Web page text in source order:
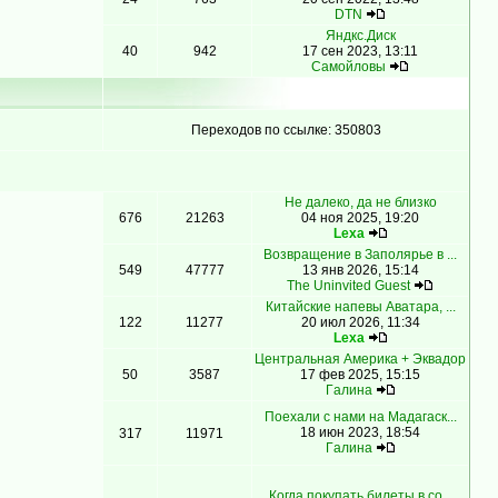
DTN
40 942
Яндкс.Диск
17 сен 2023, 13:11
Самойловы
Переходов по ссылке: 350803
676 21263
Не далеко, да не близко
04 ноя 2025, 19:20
Lexa
549 47777
Возвращение в Заполярье в ...
13 янв 2026, 15:14
The Uninvited Guest
122 11277
Китайские напевы Аватара, ...
20 июл 2026, 11:34
Lexa
50 3587
Центральная Америка + Эквадор
17 фев 2025, 15:15
Гaлинa
317 11971
Поехали с нами на Мадагаск...
18 июн 2023, 18:54
Гaлинa